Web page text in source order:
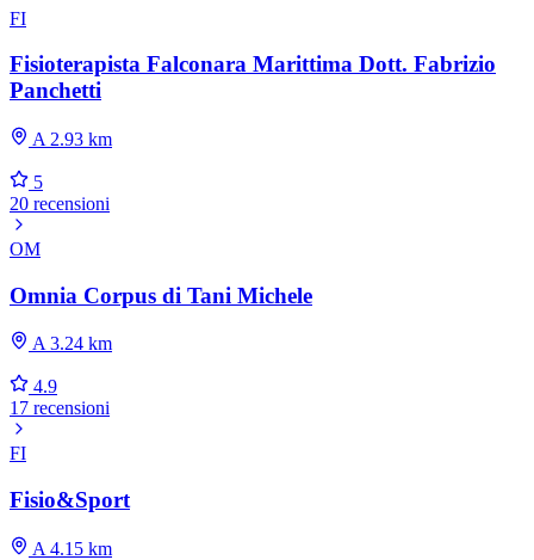
FI
Fisioterapista Falconara Marittima Dott. Fabrizio
Panchetti
A 2.93 km
5
20 recensioni
OM
Omnia Corpus di Tani Michele
A 3.24 km
4.9
17 recensioni
FI
Fisio&Sport
A 4.15 km